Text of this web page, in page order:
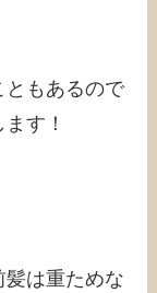
ともあるので
す！
は重ためな